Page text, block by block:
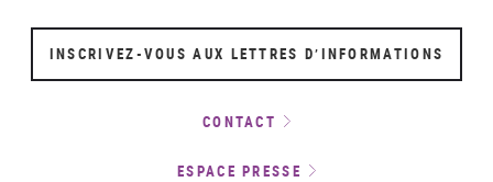
INSCRIVEZ-VOUS AUX LETTRES D’INFORMATIONS
CONTACT
ESPACE PRESSE